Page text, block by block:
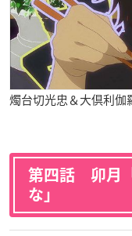
燭台切光忠＆大倶利伽
第四話 卯月
な」